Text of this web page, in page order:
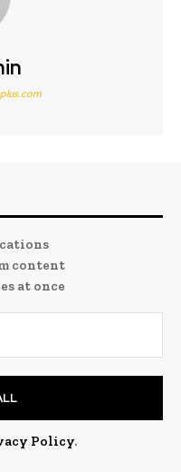
content
at once
Policy.